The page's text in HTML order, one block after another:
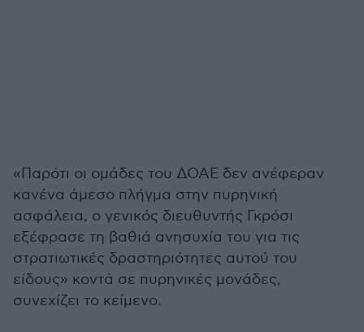
«Παρότι οι ομάδες του ΔΟΑΕ δεν ανέφεραν
κανένα άμεσο πλήγμα στην πυρηνική
ασφάλεια, ο γενικός διευθυντής Γκρόσι
εξέφρασε τη βαθιά ανησυχία του για τις
στρατιωτικές δραστηριότητες αυτού του
είδους» κοντά σε πυρηνικές μονάδες,
συνεχίζει το κείμενο.